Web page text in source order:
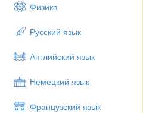
Физика
Русский язык
Английский язык
Немецкий язык
Французский язык